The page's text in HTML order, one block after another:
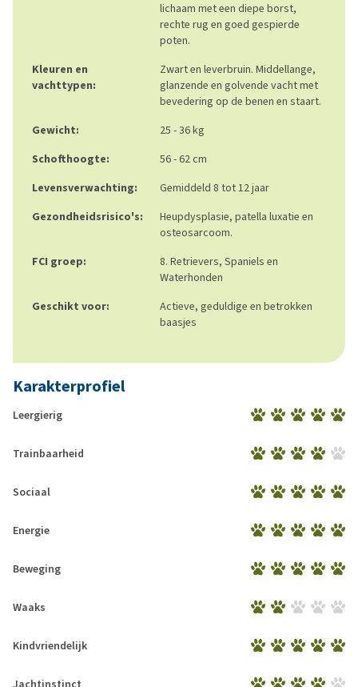
lichaam met een diepe borst,
rechte rug en goed gespierde
poten.
Kleuren en
vachttypen:
Zwart en leverbruin. Middellange,
glanzende en golvende vacht met
bevedering op de benen en staart.
Gewicht:
25 - 36 kg
Schofthoogte:
56 - 62 cm
Levensverwachting:
Gemiddeld 8 tot 12 jaar
Gezondheidsrisico's:
Heupdysplasie, patella luxatie en
osteosarcoom.
FCI groep:
8. Retrievers, Spaniels en
Waterhonden
Geschikt voor:
Actieve, geduldige en betrokken
baasjes
Karakterprofiel
Leergierig
Trainbaarheid
Sociaal
Energie
Beweging
Waaks
Kindvriendelijk